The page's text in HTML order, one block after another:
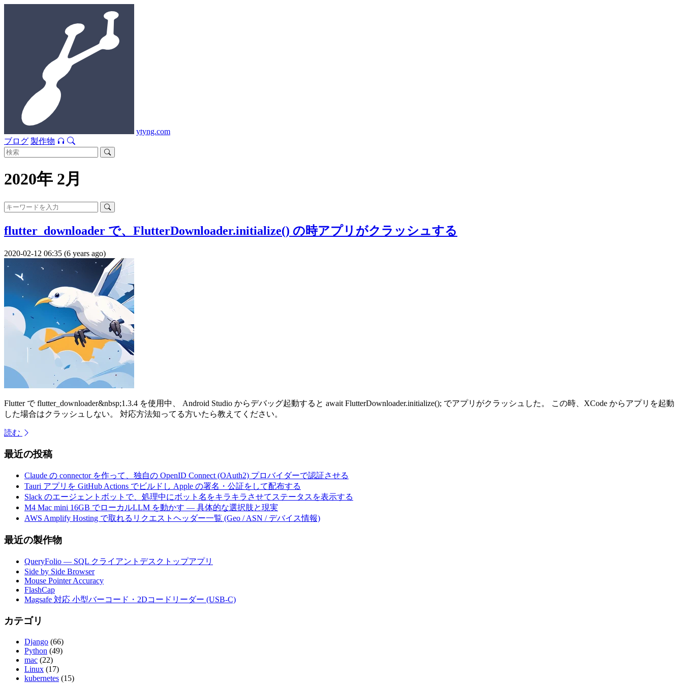
ytyng.com
ブログ 製作物
2020年 2月
flutter_downloader で、FlutterDownloader.initialize() の時アプリがクラッシュする
2020-02-12 06:35 (6 years ago)
Flutter で flutter_downloader&nbsp;1.3.4 を使用中、 Android Studio からデバッグ起動すると await FlutterDownloader.initialize(); でアプリがクラッシュした。 この時、XCode からアプリを起動
した場合はクラッシュしない。 対応方法知ってる方いたら教えてください。
読む
最近の投稿
Claude の connector を作って、独自の OpenID Connect (OAuth2) プロバイダーで認証させる
Tauri アプリを GitHub Actions でビルドし Apple の署名・公証をして配布する
Slack のエージェントボットで、処理中にボット名をキラキラさせてステータスを表示する
M4 Mac mini 16GB でローカルLLM を動かす — 具体的な選択肢と現実
AWS Amplify Hosting で取れるリクエストヘッダー一覧 (Geo / ASN / デバイス情報)
最近の製作物
QueryFolio — SQL クライアントデスクトップアプリ
Side by Side Browser
Mouse Pointer Accuracy
FlashCap
Magsafe 対応 小型バーコード・2Dコードリーダー (USB-C)
カテゴリ
Django (66)
Python (49)
mac (22)
Linux (17)
kubernetes (15)